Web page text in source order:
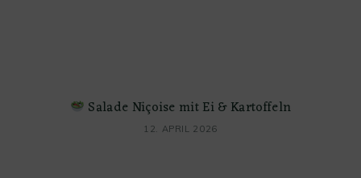
Salade Niçoise mit Ei & Kartoffeln
12. APRIL 2026